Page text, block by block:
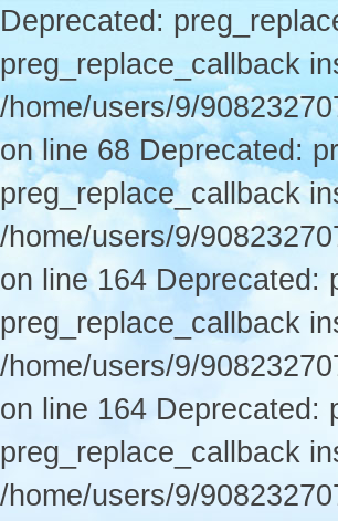
Deprecated:
preg_replace_callback
/home/users/9/
on line 68 Deprecated:
preg_replace_callback
/home/users/9/
on line 164 Deprecated:
preg_replace_callback
/home/users/9/
on line 164 Deprecated:
preg_replace_callback
/home/users/9/